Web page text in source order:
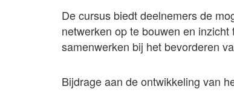
De cursus biedt deelnemers de
netwerken op te bouwen en
samenwerken bij het bevorderen
Bijdrage aan de ontwikkeling van